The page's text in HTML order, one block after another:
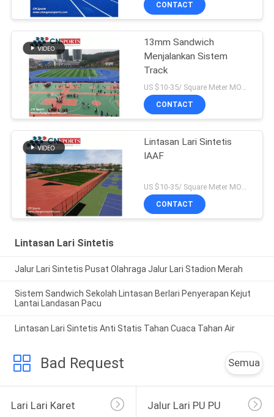
CONTACT
13mm Sandwich
Menjalankan Sistem
Track
US $10-35/ Square Meter MOQ:/
CONTACT
Lintasan Lari Sintetis
IAAF
CONTACT
Lintasan Lari Sintetis
Jalur Lari Sintetis Pusat Olahraga Jalur Lari Stadion Merah
Sistem Sandwich Sekolah Lintasan Berlari Penyerapan Kejut
Lantai Landasan Pacu
Lintasan Lari Sintetis Anti Statis Tahan Cuaca Tahan Air
Bad Request Semua
Lari Lari Karet Jalur Lari PU PU